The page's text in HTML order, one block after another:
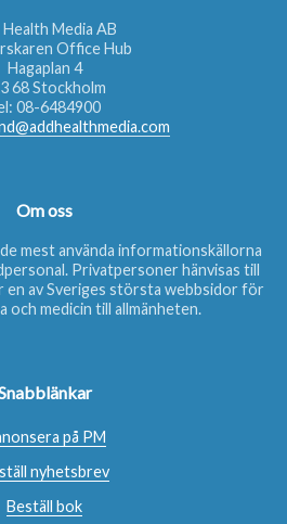
Media AB
Office Hub
Hagaplan 4
68 Stockholm
08-6484900
Om oss
mest använda informationskällorna
Privatpersoner hänvisas till
en av Sveriges största webbsidor för
och medicin till allmänheten.
på PM
nyhetsbrev
Beställ bok